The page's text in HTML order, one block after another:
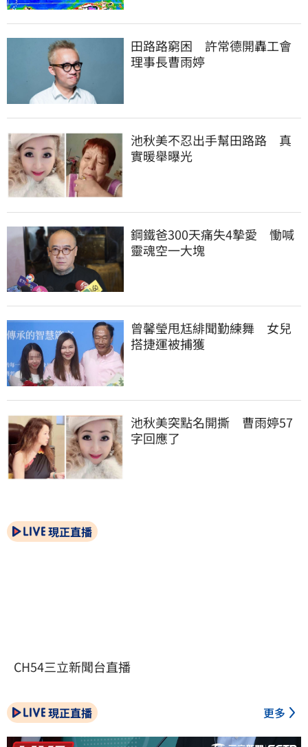
田路路窮困　許常德開轟工會
理事長曹雨婷
池秋美不忍出手幫田路路　真
實暖舉曝光
鋼鐵爸300天痛失4摯愛　慟喊
靈魂空一大塊
曾馨瑩甩尪緋聞勤練舞　女兒
搭捷運被捕獲
池秋美突點名開撕　曹雨婷57
字回應了
現正直播
CH54三立新聞台直播
現正直播 更多